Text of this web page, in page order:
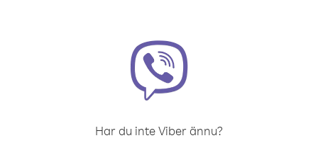
Har du inte Viber ännu?